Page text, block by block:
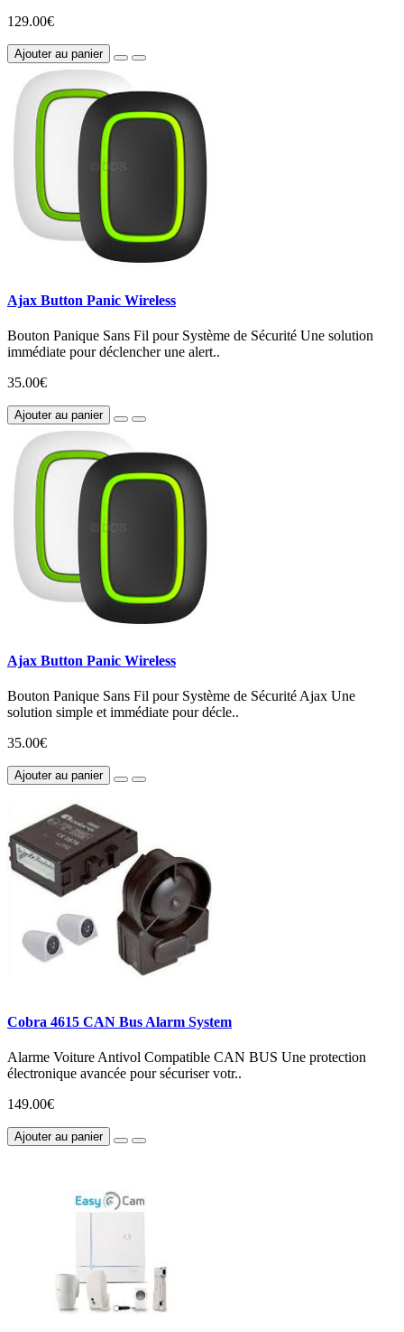
129.00€
Ajouter au panier
Ajax Button Panic Wireless
Bouton Panique Sans Fil pour Système de Sécurité Une solution
immédiate pour déclencher une alert..
35.00€
Ajouter au panier
Ajax Button Panic Wireless
Bouton Panique Sans Fil pour Système de Sécurité Ajax Une
solution simple et immédiate pour décle..
35.00€
Ajouter au panier
Cobra 4615 CAN Bus Alarm System
Alarme Voiture Antivol Compatible CAN BUS Une protection
électronique avancée pour sécuriser votr..
149.00€
Ajouter au panier